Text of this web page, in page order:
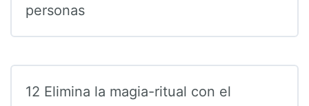
personas
12 Elimina la magia-ritual con el